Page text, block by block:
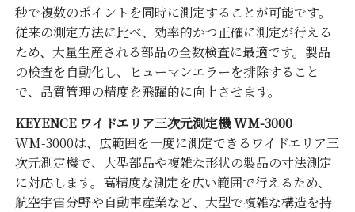
秒で複数のポイントを同時に測定することが可能です。
従来の測定方法に比べ、効率的かつ正確に測定が行える
ため、大量生産される部品の全数検査に最適です。製品
の検査を自動化し、ヒューマンエラーを排除すること
で、品質管理の精度を飛躍的に向上させます。
KEYENCE ワイドエリア三次元測定機 WM-3000
WM-3000は、広範囲を一度に測定できるワイドエリア三
次元測定機で、大型部品や複雑な形状の製品の寸法測定
に対応します。高精度な測定を広い範囲で行えるため、
航空宇宙分野や自動車産業など、大型で複雑な構造を持